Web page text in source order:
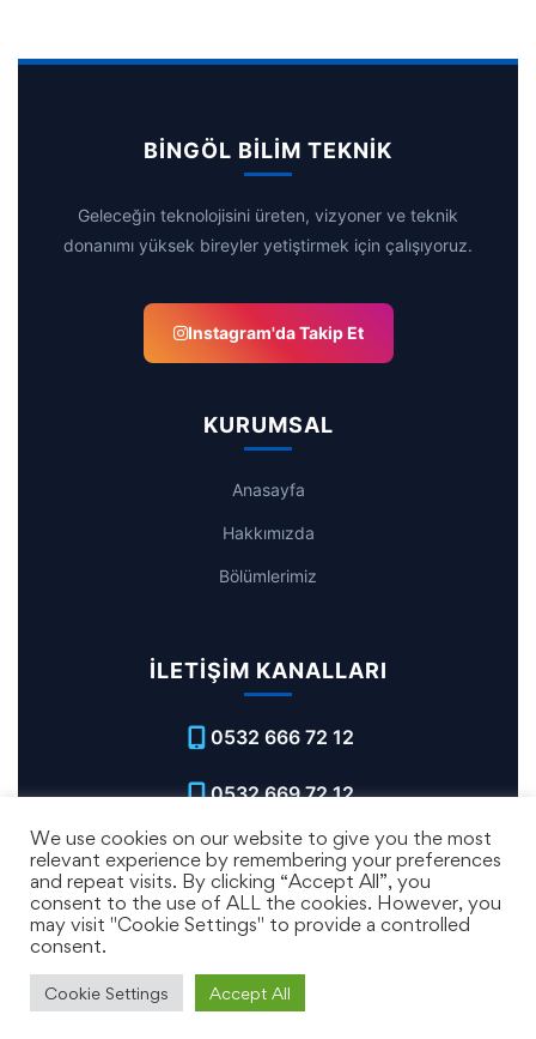
BİNGÖL BİLİM TEKNİK
Geleceğin teknolojisini üreten, vizyoner ve teknik
donanımı yüksek bireyler yetiştirmek için çalışıyoruz.
Instagram'da Takip Et
KURUMSAL
Anasayfa
Hakkımızda
Bölümlerimiz
İLETIŞIM KANALLARI
0532 666 72 12
0532 669 72 12
info@bingolbilimteknikkoleji.com
© 2021 Bingöl Bilim Teknik Koleji. Tüm Hakları Saklıdır.
We use cookies on our website to give you the most
relevant experience by remembering your preferences
and repeat visits. By clicking “Accept All”, you
consent to the use of ALL the cookies. However, you
may visit "Cookie Settings" to provide a controlled
consent.
Cookie Settings Accept All